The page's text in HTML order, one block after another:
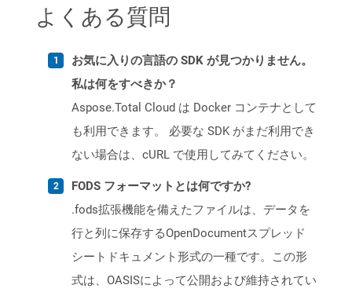
よくある質問
お気に入りの言語の SDK が見つかりません。
私は何をすべきか？
Aspose.Total Cloud は Docker コンテナとして
も利用できます。 必要な SDK がまだ利用でき
ない場合は、cURL で使用してみてください。
FODS フォーマットとは何ですか?
.fods拡張機能を備えたファイルは、データを
行と列に保存するOpenDocumentスプレッド
シートドキュメント形式の一種です。この形
式は、OASISによって公開および維持されてい